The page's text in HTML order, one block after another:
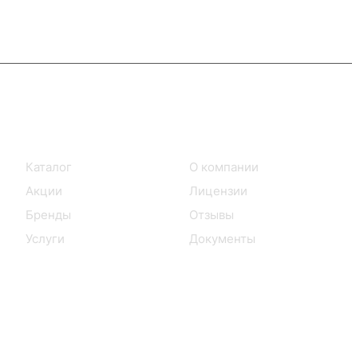
Каталог
Акции
Бренды
Услуги
О компании
Лицензии
Отзывы
Документы